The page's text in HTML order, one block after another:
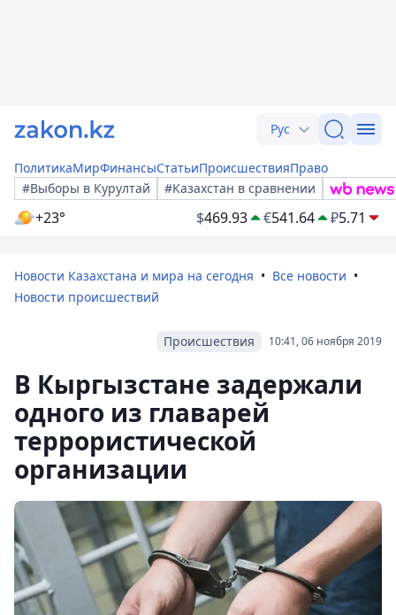
Рус
ПолитикаМирФинансыСтатьиПроисшествияПраво
#Выборы в Курултай
#Казахстан в сравнении
+23° $469.93 €541.64 ₽5.71
Новости Казахстана и мира на сегодня
Все новости
Новости происшествий
10:41, 06 ноября 2019
Происшествия
В Кыргызстане задержали
одного из главарей
террористической
организации